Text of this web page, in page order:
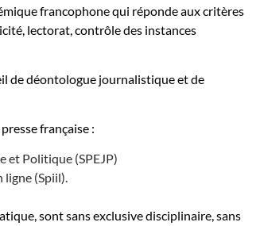
francophone qui réponde aux critères
lectorat, contrôle des instances
de déontologue journalistique et de
française :
et Politique (SPEJP)
ligne (Spiil).
sont sans exclusive disciplinaire, sans